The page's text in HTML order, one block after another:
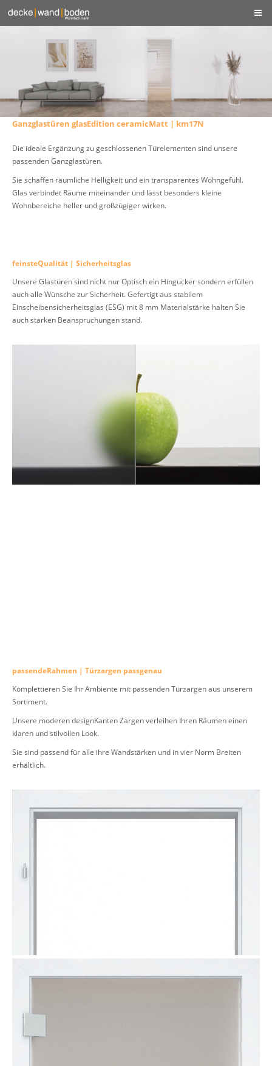
Ganzglastüren glasEdition ceramicMatt | km17N
Die ideale Ergänzung zu geschlossenen Türelementen sind unsere
passenden Ganzglastüren.
Sie schaffen räumliche Helligkeit und ein transparentes Wohngefühl.
Glas verbindet Räume miteinander und lässt besonders kleine
Wohnbereiche heller und großzügiger wirken.
feinsteQualität | Sicherheitsglas
Unsere Glastüren sind nicht nur Optisch ein Hingucker sondern erfüllen
auch alle Wünsche zur Sicherheit. Gefertigt aus stabilem
Einscheibensicherheitsglas (ESG) mit 8 mm Materialstärke halten Sie
auch starken Beanspruchungen stand.
passendeRahmen | Türzargen passgenau
Komplettieren Sie Ihr Ambiente mit passenden Türzargen aus unserem
Sortiment.
Unsere moderen designKanten Zargen verleihen Ihren Räumen einen
klaren und stilvollen Look.
Sie sind passend für alle ihre Wandstärken und in vier Norm Breiten
erhältlich.